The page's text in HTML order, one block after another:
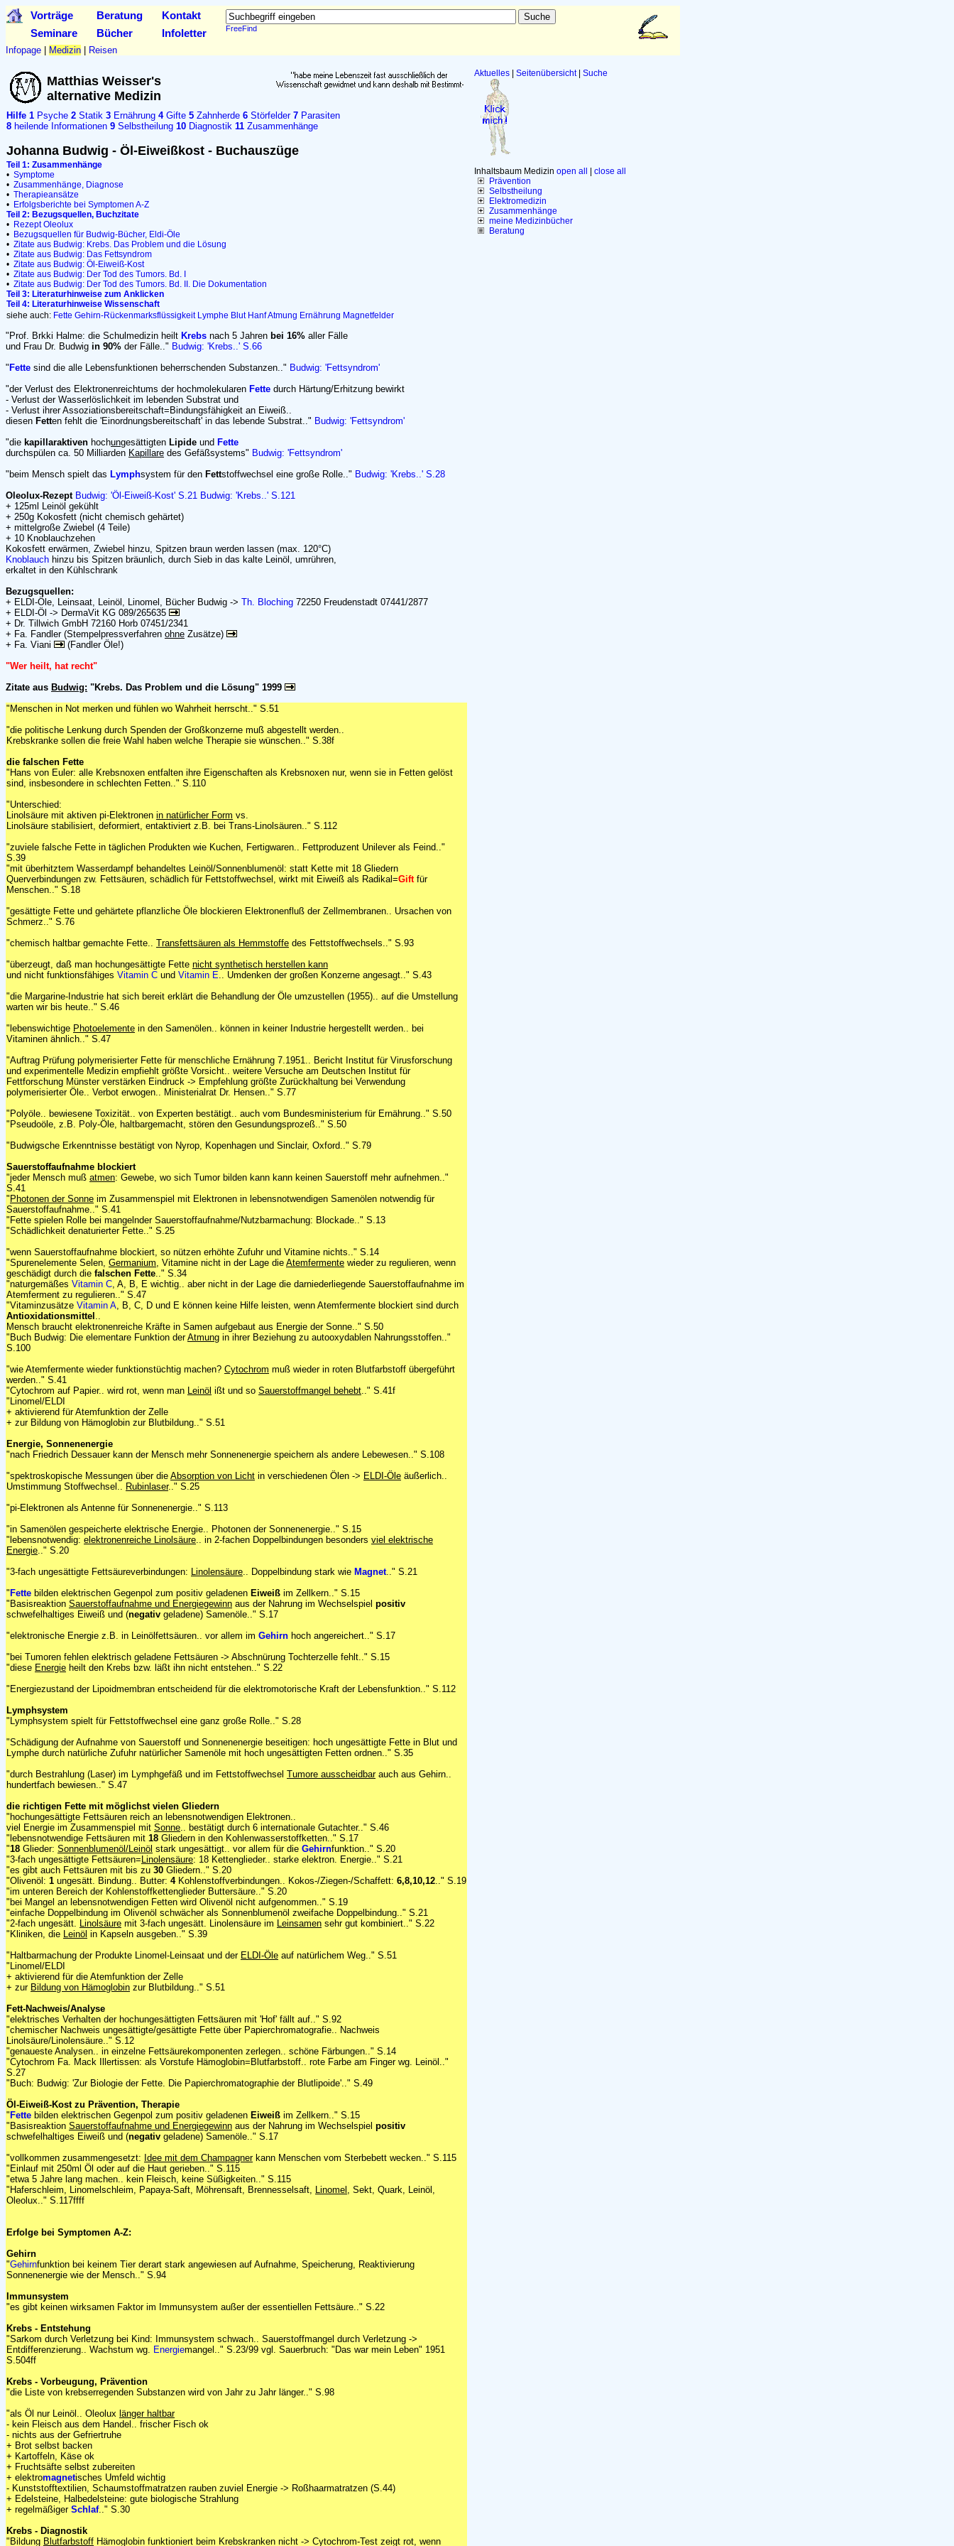
Vorträge Beratung Kontakt
FreeFind
Seminare Bücher Infoletter
Infopage Medizin Reisen
Aktuelles Seitenübersicht| Suche
Inhaltsbaum Medizin open all
close all
Prävention
Selbstheilung
Elektromedizin
Zusammenhänge
meine Medizinbücher
Beratung
Matthias Weisser's
alternative Medizin
Hilfe 1 Psyche 2 Statik 3 Ernährung 4Gifte 5 Zahnherde 6 Störfelder 7 Parasiten
8 heilende Informationen 9 Selbstheilung 10 Diagnostik 11 Zusammenhänge
Johanna Budwig - Öl-Eiweißkost - Buchauszüge
Teil 1: Zusammenhänge
• Symptome
• Zusammenhänge, Diagnose
• Therapieansätze
• Erfolgsberichte bei Symptomen A-Z
Teil 2: Bezugsquellen, Buchzitate
• Rezept Oleolux
• Bezugsquellen für Budwig-Bücher, Eldi-Öle
• Zitate aus Budwig: Krebs. Das Problem und die Lösung
• Zitate aus Budwig: Das Fettsyndrom
• Zitate aus Budwig: Öl-Eiweiß-Kost
• Zitate aus Budwig: Der Tod des Tumors. Bd. I
• Zitate aus Budwig: Der Tod des Tumors. Bd. II. Die Dokumentation
Teil 3: Literaturhinweise zum Anklicken
Teil 4: Literaturhinweise Wissenschaft
siehe auch: Fette Gehirn-Rückenmarksflüssigkeit Lymphe Blut HanfAtmung Ernährung Magnetfelder
"Prof. Brkki Halme: die Schulmedizin heilt Krebs nach 5 Jahren bei 16% aller Fälle
und Frau Dr. Budwig in 90% der Fälle.." Budwig: 'Krebs..' S.66
" Fette sind die alle Lebensfunktionen beherrschenden Substanzen.." Budwig: 'Fettsyndrom'
"der Verlust des Elektronenreichtums der hochmolekularen Fette durch Härtung/Erhitzung bewirkt
- Verlust der Wasserlöslichkeit im lebenden Substrat und
- Verlust ihrer Assoziationsbereitschaft=Bindungsfähigkeit an Eiweiß..
diesen Fetten fehlt die 'Einordnungsbereitschaft' in das lebende Substrat.." Budwig: 'Fettsyndrom'
"die kapillaraktiven hochungesättigten Lipide und Fette
durchspülen ca. 50 Milliarden Kapillare des Gefäßsystems" Budwig: 'Fettsyndrom'
"beim Mensch spielt das Lymphsystem für den Fettstoffwechsel eine große Rolle.." Budwig: 'Krebs..' S.28
Oleolux-Rezept Budwig: 'Öl-Eiweiß-Kost' S.21 Budwig: 'Krebs..' S.121
+ 125ml Leinöl gekühlt
+ 250g Kokosfett (nicht chemisch gehärtet)
+ mittelgroße Zwiebel (4 Teile)
+ 10 Knoblauchzehen
Kokosfett erwärmen, Zwiebel hinzu, Spitzen braun werden lassen (max. 120°C)
Knoblauch hinzu bis Spitzen bräunlich, durch Sieb in das kalte Leinöl, umrühren,
erkaltet in den Kühlschrank
Bezugsquellen:
+ ELDI-Öle, Leinsaat, Leinöl, Linomel, Bücher Budwig -> Th. Bloching 72250 Freudenstadt 07441/2877
+ ELDI-Öl -> DermaVit KG 089/265635
+ Dr. Tillwich GmbH 72160 Horb 07451/2341
+ Fa. Fandler (Stempelpressverfahren ohne Zusätze)
+ Fa. Viani
(Fandler Öle!)
"Wer heilt, hat recht"
Zitate aus Budwig: "Krebs. Das Problem und die Lösung" 1999
"Menschen in Not merken und fühlen wo Wahrheit herrscht.." S.51
"die politische Lenkung durch Spenden der Großkonzerne muß abgestellt werden..
Krebskranke sollen die freie Wahl haben welche Therapie sie wünschen.." S.38f
die falschen Fette
"Hans von Euler: alle Krebsnoxen entfalten ihre Eigenschaften als Krebsnoxen nur, wenn sie in Fetten gelöst
sind, insbesondere in schlechten Fetten.." S.110
"Unterschied:
Linolsäure mit aktiven pi-Elektronen in natürlicher Form vs.
Linolsäure stabilisiert, deformiert, entaktiviert z.B. bei Trans-Linolsäuren.." S.112
"zuviele falsche Fette in täglichen Produkten wie Kuchen, Fertigwaren.. Fettproduzent Unilever als Feind.."
S.39
"mit überhitztem Wasserdampf behandeltes Leinöl/Sonnenblumenöl: statt Kette mit 18 Gliedern
Querverbindungen zw. Fettsäuren, schädlich für Fettstoffwechsel, wirkt mit Eiweiß als Radikal=Giftfür
Menschen.." S.18
"gesättigte Fette und gehärtete pflanzliche Öle blockieren Elektronenfluß der Zellmembranen.. Ursachen von
Schmerz.." S.76
"chemisch haltbar gemachte Fette.. Transfettsäuren als Hemmstoffe des Fettstoffwechsels.." S.93
"überzeugt, daß man hochungesättigte Fette nicht synthetisch herstellen kann
und nicht funktionsfähiges Vitamin C und Vitamin E .. Umdenken der großen Konzerne angesagt.." S.43
"die Margarine-Industrie hat sich bereit erklärt die Behandlung der Öle umzustellen (1955).. auf die Umstellung
warten wir bis heute.." S.46
"lebenswichtige Photoelemente in den Samenölen.. können in keiner Industrie hergestellt werden.. bei
Vitaminen ähnlich.." S.47
"Auftrag Prüfung polymerisierter Fette für menschliche Ernährung 7.1951.. Bericht Institut für Virusforschung
und experimentelle Medizin empfiehlt größte Vorsicht.. weitere Versuche am Deutschen Institut für
Fettforschung Münster verstärken Eindruck -> Empfehlung größte Zurückhaltung bei Verwendung
polymerisierter Öle.. Verbot erwogen.. Ministerialrat Dr. Hensen.." S.77
"Polyöle.. bewiesene Toxizität.. von Experten bestätigt.. auch vom Bundesministerium für Ernährung.." S.50
"Pseudoöle, z.B. Poly-Öle, haltbargemacht, stören den Gesundungsprozeß.." S.50
"Budwigsche Erkenntnisse bestätigt von Nyrop, Kopenhagen und Sinclair, Oxford.." S.79
Sauerstoffaufnahme blockiert
"jeder Mensch muß atmen: Gewebe, wo sich Tumor bilden kann kann keinen Sauerstoff mehr aufnehmen.."
S.41
"Photonen der Sonne im Zusammenspiel mit Elektronen in lebensnotwendigen Samenölen notwendig für
Sauerstoffaufnahme.." S.41
"Fette spielen Rolle bei mangelnder Sauerstoffaufnahme/Nutzbarmachung: Blockade.." S.13
"Schädlichkeit denaturierter Fette.." S.25
"wenn Sauerstoffaufnahme blockiert, so nützen erhöhte Zufuhr und Vitamine nichts.." S.14
"Spurenelemente Selen, Germanium , Vitamine nicht in der Lage die Atemfermente wieder zu regulieren, wenn
geschädigt durch die falschen Fette .." S.34
"naturgemäßes Vitamin C , A, B, E wichtig.. aber nicht in der Lage die darniederliegende Sauerstoffaufnahme im
Atemferment zu regulieren.." S.47
"Vitaminzusätze Vitamin A , B, C, D und E können keine Hilfe leisten, wenn Atemfermente blockiert sind durch
Antioxidationsmittel
Mensch braucht elektronenreiche Kräfte in Samen aufgebaut aus Energie der Sonne.." S.50
"Buch Budwig: Die elementare Funktion derAtmung in ihrer Beziehung zu autooxydablen Nahrungsstoffen.."
S.100
"wie Atemfermente wieder funktionstüchtig machen? Cytochrom muß wieder in roten Blutfarbstoff übergeführt
werden.." S.41
"Cytochrom auf Papier.. wird rot, wenn man Leinöl ißt und so Sauerstoffmangel behebt .." S.41f
"Linomel/ELDI
+ aktivierend für Atemfunktion der Zelle
+ zur Bildung von Hämoglobin zur Blutbildung.." S.51
Energie, Sonnenenergie
"nach Friedrich Dessauer kann der Mensch mehr Sonnenenergie speichern als andere Lebewesen.." S.108
"spektroskopische Messungen über die Absorption von Licht in verschiedenen Ölen -> ELDI-Öle äußerlich..
Umstimmung Stoffwechsel.. Rubinlaser.." S.25
"pi-Elektronen als Antenne für Sonnenenergie.." S.113
"in Samenölen gespeicherte elektrische Energie.. Photonen der Sonnenenergie.." S.15
"lebensnotwendig: elektronenreiche Linolsäure .. in 2-fachen Doppelbindungen besonders viel elektrische
Energie .." S.20
"3-fach ungesättigte Fettsäureverbindungen: Linolensäure .. Doppelbindung stark wie Magnet.." S.21
"Fette bilden elektrischen Gegenpol zum positiv geladenen Eiweiß im Zellkern.." S.15
"Basisreaktion Sauerstoffaufnahme und Energiegewinn aus der Nahrung im Wechselspiel positiv
schwefelhaltiges Eiweiß und (negativ geladene) Samenöle.." S.17
"elektronische Energie z.B. in Leinölfettsäuren.. vor allem im Gehirn hoch angereichert.." S.17
"bei Tumoren fehlen elektrisch geladene Fettsäuren -> Abschnürung Tochterzelle fehlt.." S.15
"diese Energie heilt den Krebs bzw. läßt ihn nicht entstehen.." S.22
"Energiezustand der Lipoidmembran entscheidend für die elektromotorische Kraft der Lebensfunktion.." S.112
Lymphsystem
"Lymphsystem spielt für Fettstoffwechsel eine ganz große Rolle.." S.28
"Schädigung der Aufnahme von Sauerstoff und Sonnenenergie beseitigen: hoch ungesättigte Fette in Blut und
Lymphe durch natürliche Zufuhr natürlicher Samenöle mit hoch ungesättigten Fetten ordnen.." S.35
"durch Bestrahlung (Laser) im Lymphgefäß und im Fettstoffwechsel Tumore ausscheidbarauch aus Gehirn..
hundertfach bewiesen.." S.47
die richtigen Fette mit möglichst vielen Gliedern
"hochungesättigte Fettsäuren reich an lebensnotwendigen Elektronen..
viel Energie im Zusammenspiel mit Sonne .. bestätigt durch 6 internationale Gutachter.." S.46
"lebensnotwendige Fettsäuren mit 18 Gliedern in den Kohlenwasserstoffketten.." S.17
"18 Glieder: Sonnenblumenöl/Leinöl stark ungesättigt.. vor allem für die Gehirnfunktion.." S.20
"3-fach ungesättigte Fettsäuren=Linolensäure: 18 Kettenglieder.. starke elektron. Energie.." S.21
"es gibt auch Fettsäuren mit bis zu 30 Gliedern.." S.20
"Olivenöl: 1 ungesätt. Bindung.. Butter: 4Kohlenstoffverbindungen.. Kokos-/Ziegen-/Schaffett: 6,8,10,12 .." S.19
"im unteren Bereich der Kohlenstoffkettenglieder Buttersäure.." S.20
"bei Mangel an lebensnotwendigen Fetten wird Olivenöl nicht aufgenommen.." S.19
"einfache Doppelbindung im Olivenöl schwächer als Sonnenblumenöl zweifache Doppelbindung.." S.21
"2-fach ungesätt. Linolsäure mit 3-fach ungesätt. Linolensäure im Leinsamen sehr gut kombiniert.." S.22
"Kliniken, die Leinöl in Kapseln ausgeben.." S.39
"Haltbarmachung der Produkte Linomel-Leinsaat und der ELDI-Öle auf natürlichem Weg.." S.51
"Linomel/ELDI
+ aktivierend für die Atemfunktion der Zelle
+ zur Bildung von Hämoglobin zur Blutbildung.." S.51
Fett-Nachweis/Analyse
"elektrisches Verhalten der hochungesättigten Fettsäuren mit 'Hof' fällt auf.." S.92
"chemischer Nachweis ungesättigte/gesättigte Fette über Papierchromatografie.. Nachweis
Linolsäure/Linolensäure.." S.12
"genaueste Analysen.. in einzelne Fettsäurekomponenten zerlegen.. schöne Färbungen.." S.14
"Cytochrom Fa. Mack Illertissen: als Vorstufe Hämoglobin=Blutfarbstoff.. rote Farbe am Finger wg. Leinöl.."
S.27
"Buch: Budwig: 'Zur Biologie der Fette. Die Papierchromatographie der Blutlipoide'.." S.49
Öl-Eiweiß-Kost zu Prävention, Therapie
"Fette bilden elektrischen Gegenpol zum positiv geladenen Eiweiß im Zellkern.." S.15
"Basisreaktion Sauerstoffaufnahme und Energiegewinn aus der Nahrung im Wechselspiel positiv
schwefelhaltiges Eiweiß und (negativ geladene) Samenöle.." S.17
"vollkommen zusammengesetzt: Idee mit dem Champagnerkann Menschen vom Sterbebett wecken.." S.115
"Einlauf mit 250ml Öl oder auf die Haut gerieben.." S.115
"etwa 5 Jahre lang machen.. kein Fleisch, keine Süßigkeiten.." S.115
"Haferschleim, Linomelschleim, Papaya-Saft, Möhrensaft, Brennesselsaft, Linomel , Sekt, Quark, Leinöl,
Oleolux.." S.117ffff
Erfolge bei Symptomen A-Z:
Gehirn
"Gehirnfunktion bei keinem Tier derart stark angewiesen auf Aufnahme, Speicherung, Reaktivierung
Sonnenenergie wie der Mensch.." S.94
Immunsystem
"es gibt keinen wirksamen Faktor im Immunsystem außer der essentiellen Fettsäure.." S.22
Krebs - Entstehung
"Sarkom durch Verletzung bei Kind: Immunsystem schwach.. Sauerstoffmangel durch Verletzung ->
Entdifferenzierung.. Wachstum wg. Energiemangel.." S.23/99 vgl. Sauerbruch: "Das war mein Leben" 1951
S.504ff
Krebs - Vorbeugung, Prävention
"die Liste von krebserregenden Substanzen wird von Jahr zu Jahr länger.." S.98
"als Öl nur Leinöl.. Oleolux länger haltbar
- kein Fleisch aus dem Handel.. frischer Fisch ok
- nichts aus der Gefriertruhe
+ Brot selbst backen
+ Kartoffeln, Käse ok
+ Fruchtsäfte selbst zubereiten
+ elektromagnetisches Umfeld wichtig
- Kunststofftextilien, Schaumstoffmatratzen rauben zuviel Energie -> Roßhaarmatratzen (S.44)
+ Edelsteine, Halbedelsteine: gute biologische Strahlung
+ regelmäßiger Schlaf.." S.30
Krebs - Diagnostik
"Bildung Blutfarbstoff Hämoglobin funktioniert beim Krebskranken nicht -> Cytochrom-Test zeigt rot, wenn